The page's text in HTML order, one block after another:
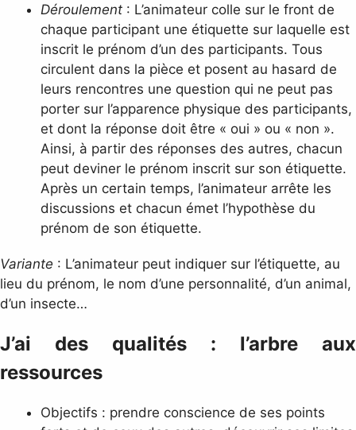
Déroulement : L’animateur colle sur le front de
chaque participant une étiquette sur laquelle est
inscrit le prénom d’un des participants. Tous
circulent dans la pièce et posent au hasard de
leurs rencontres une question qui ne peut pas
porter sur l’apparence physique des participants,
et dont la réponse doit être « oui » ou « non ».
Ainsi, à partir des réponses des autres, chacun
peut deviner le prénom inscrit sur son étiquette.
Après un certain temps, l’animateur arrête les
discussions et chacun émet l’hypothèse du
prénom de son étiquette.
Variante : L’animateur peut indiquer sur l’étiquette, au
lieu du prénom, le nom d’une personnalité, d’un animal,
d’un insecte…
J’ai des qualités : l’arbre aux
ressources
Objectifs : prendre conscience de ses points